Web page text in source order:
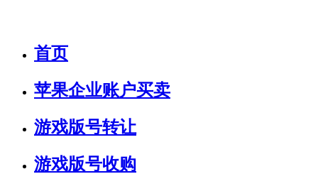
首页
苹果企业账户买卖
游戏版号转让
游戏版号收购